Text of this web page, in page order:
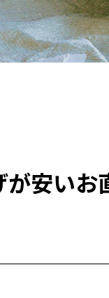
安いお